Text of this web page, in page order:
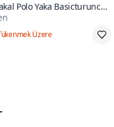
Polo Yaka Basicturuncu
Üzere